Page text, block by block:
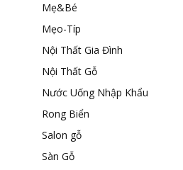
Mẹ&Bé
Mẹo-Típ
Nội Thất Gia Đình
Nội Thất Gỗ
Nước Uống Nhập Khẩu
Rong Biển
Salon gỗ
Sàn Gỗ